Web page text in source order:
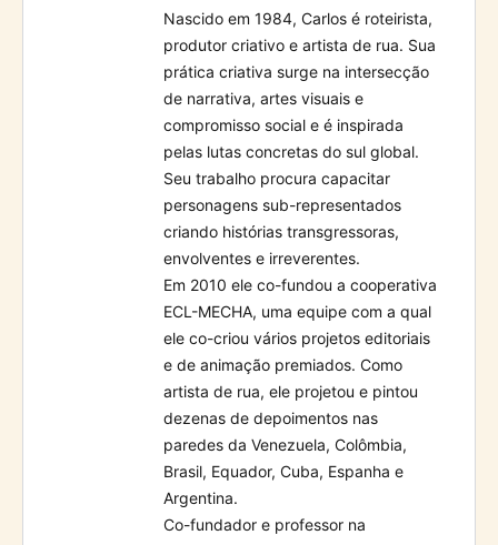
Nascido em 1984, Carlos é roteirista,
produtor criativo e artista de rua. Sua
prática criativa surge na intersecção
de narrativa, artes visuais e
compromisso social e é inspirada
pelas lutas concretas do sul global.
Seu trabalho procura capacitar
personagens sub-representados
criando histórias transgressoras,
envolventes e irreverentes.
Em 2010 ele co-fundou a cooperativa
ECL-MECHA, uma equipe com a qual
ele co-criou vários projetos editoriais
e de animação premiados. Como
artista de rua, ele projetou e pintou
dezenas de depoimentos nas
paredes da Venezuela, Colômbia,
Brasil, Equador, Cuba, Espanha e
Argentina.
Co-fundador e professor na